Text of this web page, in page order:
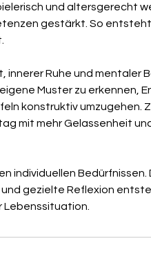
und altersgerecht
gestärkt. So
innerer Ruhe und mentaler
Muster zu erkennen,
konstruktiv umzugehen.
mit mehr Gelassenheit
individuellen
gezielte Reflexion
Lebenssituation.